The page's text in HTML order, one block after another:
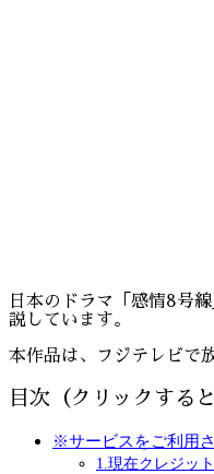
日本のドラマ「感情8号
説しています。
本作品は、フジテレビで
目次（クリックすると
※サービスをご利用
1.現在クレジッ